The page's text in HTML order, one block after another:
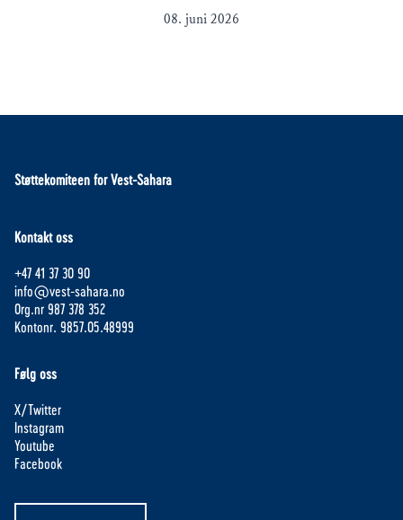
08. juni 2026
Støttekomiteen for Vest-Sahara
Kontakt oss
+47 41 37 30 90
info@vest-sahara.no
Org.nr 987 378 352
Kontonr. 9857.05.48999
Følg oss
X/Twitter
Instagram
Youtube
Facebook